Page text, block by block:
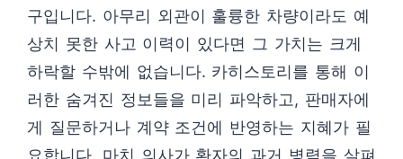
구입니다. 아무리 외관이 훌륭한 차량이라도 예
상치 못한 사고 이력이 있다면 그 가치는 크게
하락할 수밖에 없습니다. 카히스토리를 통해 이
러한 숨겨진 정보들을 미리 파악하고, 판매자에
게 질문하거나 계약 조건에 반영하는 지혜가 필
요합니다. 마치 의사가 환자의 과거 병력을 살펴